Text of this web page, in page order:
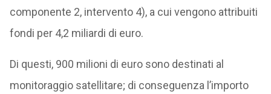
componente 2, intervento 4), a cui vengono attribuiti
fondi per 4,2 miliardi di euro.
Di questi, 900 milioni di euro sono destinati al
monitoraggio satellitare; di conseguenza l’importo